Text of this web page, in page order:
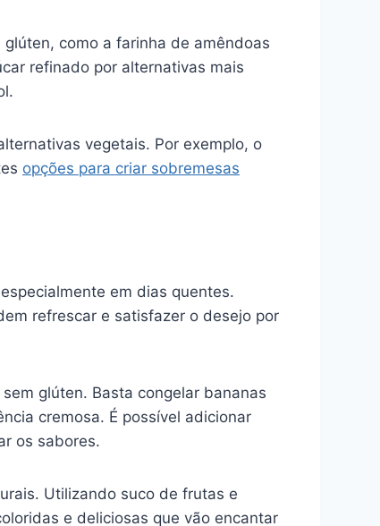
como a farinha de amêndoas
refinado por alternativas mais
vegetais. Por exemplo, o
opções para criar sobremesas
em dias quentes.
refrescar e satisfazer o desejo por
glúten. Basta congelar bananas
cremosa. É possível adicionar
os sabores.
Utilizando suco de frutas e
e deliciosas que vão encantar